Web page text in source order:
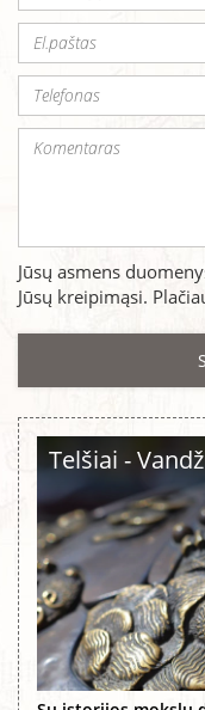
Jūsų asmens
Jūsų kreipimąsi.
Telšiai -